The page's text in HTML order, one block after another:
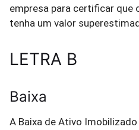
empresa para certificar que
tenha um valor
LETRA B
Baixa
A Baixa de Ativo